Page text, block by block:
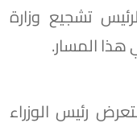
تشجيع وزارة
هذا المسار.
رئيس الوزراء